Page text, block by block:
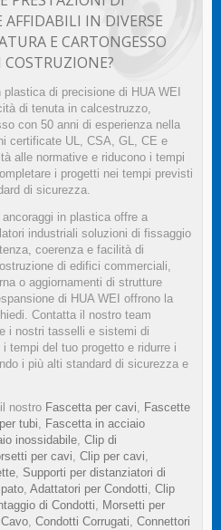
AFFIDABILI IN DIVERSE
E CARTONGESSO
di precisione di HUA WEI
di tenuta in calcestruzzo,
con 50 anni di esperienza nella
certificate UL, CSA, GL, CE e
alle normative e riducono i tempi
i progetti nei tempi previsti
di sicurezza.
in plastica offre a
industriali soluzioni di fissaggio
coerenza e facilità di
di edifici commerciali,
o aggiornamenti di strutture
di HUA WEI offrono la
Contatta il nostro team
i nostri tasselli e sistemi di
tempi del tuo progetto e ridurre i
i più alti standard di sicurezza e
nostro Fascetta per cavi, Fascette
tubi, Fascetta in acciaio
inossidabile, Clip di
per cavi, Clip per cavi,
, Supporti per distanziatori di
, Adattatori per Condotti, Clip
di Condotti, Morsetti per
, Condotti Corrugati, Connettori